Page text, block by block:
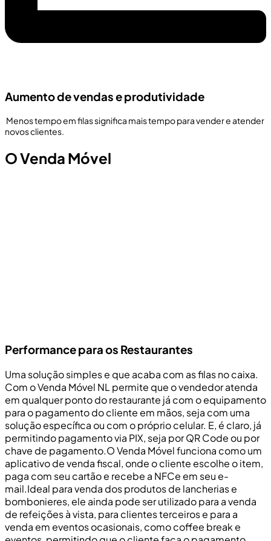
Aumento de vendas e produtividade
Menos tempo em filas significa mais tempo para vender e atender
novos clientes.
O Venda Móvel
Performance para os Restaurantes
Uma solução simples e que acaba com as filas no caixa.
Com o Venda Móvel NL permite que o vendedor atenda
em qualquer ponto do restaurante já com o equipamento
para o pagamento do cliente em mãos, seja com uma
solução específica ou com o próprio celular. E, é claro, já
permitindo pagamento via PIX, seja por QR Code ou por
chave de pagamento.O Venda Móvel funciona como um
aplicativo de venda fiscal, onde o cliente escolhe o item,
paga com seu cartão e recebe a NFCe em seu e-
mail.Ideal para venda dos produtos de lancherias e
bombonieres, ele ainda pode ser utilizado para a venda
de refeições à vista, para clientes terceiros e para a
venda em eventos ocasionais, como coffee break e